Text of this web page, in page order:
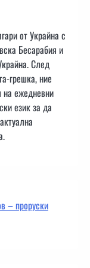
от Украйна с
Бесарабия и
След
грешка, ние
на ежедневни
език за да
– проруски